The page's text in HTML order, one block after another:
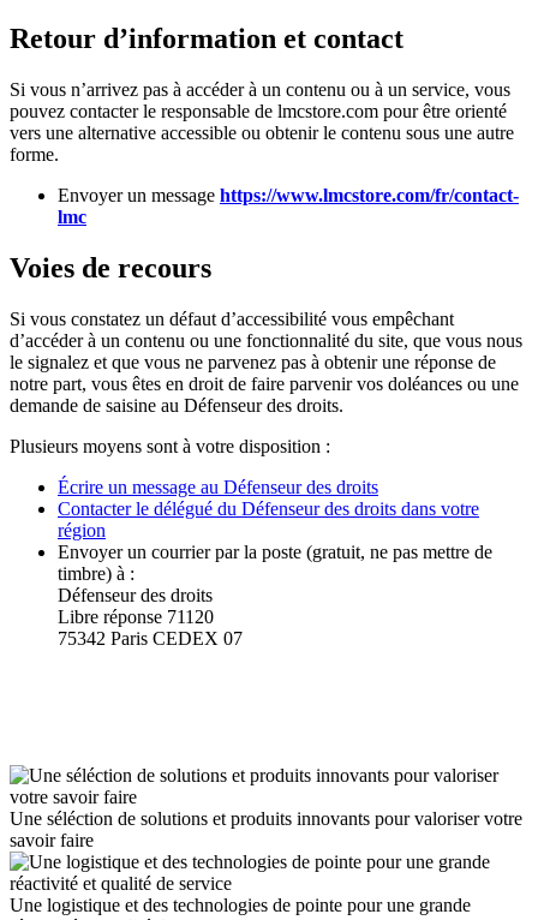
Retour d’information et contact
Si vous n’arrivez pas à accéder à un contenu ou à un service, vous
pouvez contacter le responsable de lmcstore.com pour être orienté
vers une alternative accessible ou obtenir le contenu sous une autre
forme.
Envoyer un message https://www.lmcstore.com/fr/contact-
lmc
Voies de recours
Si vous constatez un défaut d’accessibilité vous empêchant
d’accéder à un contenu ou une fonctionnalité du site, que vous nous
le signalez et que vous ne parvenez pas à obtenir une réponse de
notre part, vous êtes en droit de faire parvenir vos doléances ou une
demande de saisine au Défenseur des droits.
Plusieurs moyens sont à votre disposition :
Écrire un message au Défenseur des droits
Contacter le délégué du Défenseur des droits dans votre
région
Envoyer un courrier par la poste (gratuit, ne pas mettre de
timbre) à :
Défenseur des droits
Libre réponse 71120
75342 Paris CEDEX 07
Une séléction de solutions et produits innovants pour valoriser votre
savoir faire
Une logistique et des technologies de pointe pour une grande